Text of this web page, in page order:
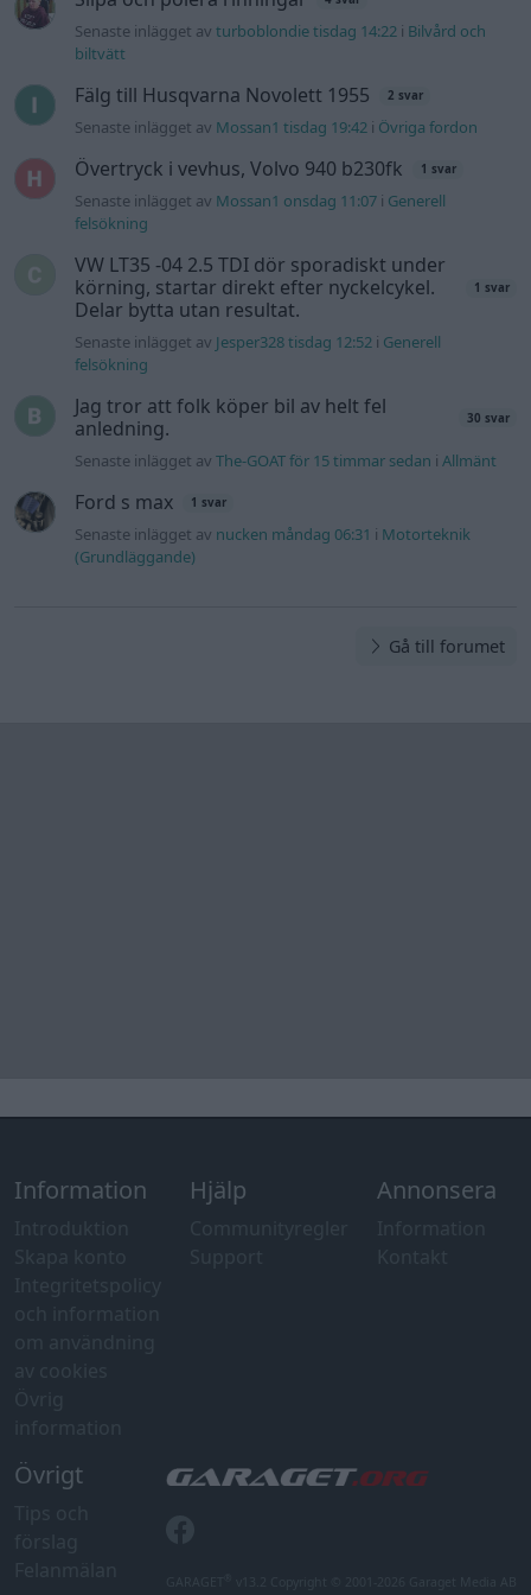
Senaste inlägget avturboblondie tisdag 14:22 i Bilvård och
biltvätt
Fälg till Husqvarna Novolett 1955 2 svar
Senaste inlägget av Mossan1 tisdag 19:42 i Övriga fordon
Övertryck i vevhus, Volvo 940 b230fk 1 svar
Senaste inlägget av Mossan1 onsdag 11:07 i Generell
felsökning
VW LT35 -04 2.5 TDI dör sporadiskt under
körning, startar direkt efter nyckelcykel.
Delar bytta utan resultat.
1 svar
Senaste inlägget av Jesper328 tisdag 12:52 i Generell
felsökning
Jag tror att folk köper bil av helt fel
anledning.
30 svar
Senaste inlägget avThe-GOAT för 15 timmar sedan iAllmänt
Ford s max 1 svar
Senaste inlägget av nucken måndag 06:31 i Motorteknik
(Grundläggande)
Gå till forumet
Information Hjälp Annonsera
Övrigt